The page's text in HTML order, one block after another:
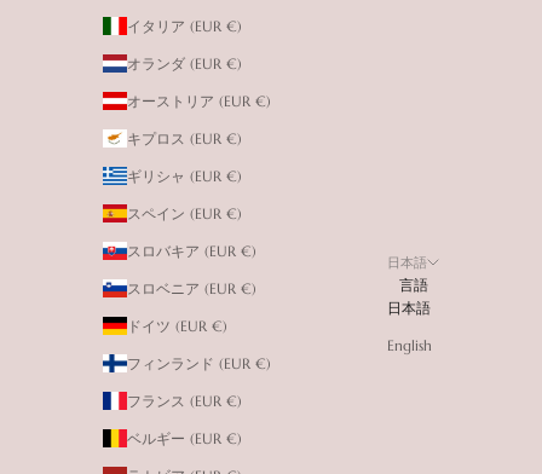
イタリア (EUR €)
オランダ (EUR €)
オーストリア (EUR €)
キプロス (EUR €)
ギリシャ (EUR €)
スペイン (EUR €)
スロバキア (EUR €)
スロベニア (EUR €)
ドイツ (EUR €)
フィンランド (EUR €)
フランス (EUR €)
ベルギー (EUR €)
日本語
言語
日本語
English